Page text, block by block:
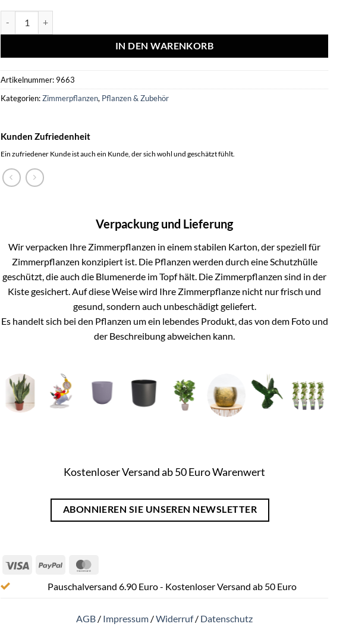
IN DEN WARENKORB
Artikelnummer: 9663
Kategorien:Zimmerpflanzen, Pflanzen & Zubehör
Kunden Zufriedenheit
Ein zufriedener Kunde ist auch ein Kunde, der sich wohl und geschätzt fühlt.
Verpackung und Lieferung
Wir verpacken Ihre Zimmerpflanzen in einem stabilen Karton, der speziell für
Zimmerpflanzen konzipiert ist. Die Pflanzen werden durch eine Schutzhülle
geschützt, die auch die Blumenerde im Topf hält. Die Zimmerpflanzen sind in der
Kiste gesichert. Auf diese Weise wird Ihre Zimmerpflanze nicht nur frisch und
gesund, sondern auch unbeschädigt geliefert.
Es handelt sich bei den Pflanzen um ein lebendes Produkt, das von dem Foto und
der Beschreibung abweichen kann.
Kostenloser Versand ab 50 Euro Warenwert
ABONNIEREN SIE UNSEREN NEWSLETTER
Visa PayPal
Pauschalversand 6.90 Euro - Kostenloser Versand ab 50 Euro
AGB / Impressum /Widerruf/ Datenschutz